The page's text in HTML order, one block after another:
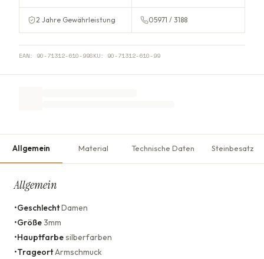
2 Jahre Gewährleistung 05971 / 3188
EAN: 90-71312-610-99SKU: 90-71312-610-99
Allgemein Material Technische Daten Steinbesatz
Allgemein
•GeschlechtDamen
•Größe3mm
•Hauptfarbesilberfarben
•TrageortArmschmuck